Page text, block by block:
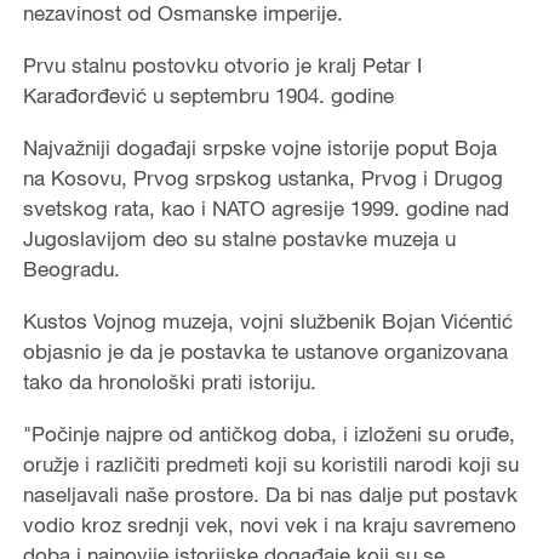
nezavinost od Osmanske imperije.
Prvu stalnu postovku otvorio je kralj Petar I
Karađorđević u septembru 1904. godine
Najvažniji događaji srpske vojne istorije poput Boja
na Kosovu, Prvog srpskog ustanka, Prvog i Drugog
svetskog rata, kao i NATO agresije 1999. godine nad
Jugoslavijom deo su stalne postavke muzeja u
Beogradu.
Kustos Vojnog muzeja, vojni službenik Bojan Vićentić
objasnio je da je postavka te ustanove organizovana
tako da hronološki prati istoriju.
"Počinje najpre od antičkog doba, i izloženi su oruđe,
oružje i različiti predmeti koji su koristili narodi koji su
naseljavali naše prostore. Da bi nas dalje put postavk
vodio kroz srednji vek, novi vek i na kraju savremeno